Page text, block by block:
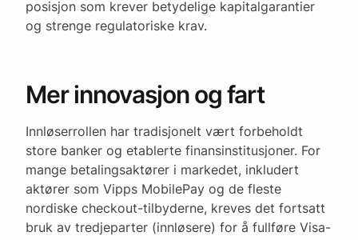
posisjon som krever betydelige kapitalgarantier
og strenge regulatoriske krav.
Mer innovasjon og fart
Innløserrollen har tradisjonelt vært forbeholdt
store banker og etablerte finansinstitusjoner. For
mange betalingsaktører i markedet, inkludert
aktører som Vipps MobilePay og de fleste
nordiske checkout-tilbyderne, kreves det fortsatt
bruk av tredjeparter (innløsere) for å fullføre Visa-